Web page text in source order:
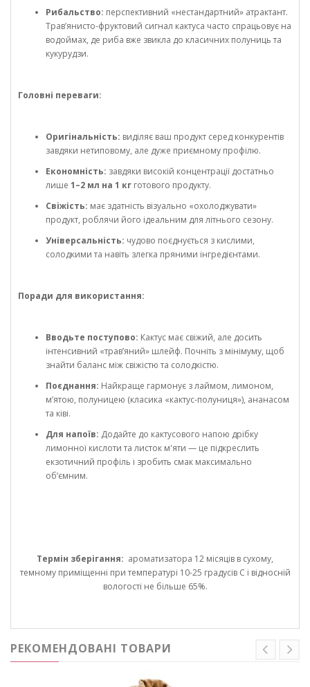
Рибальство: перспективний «нестандартний» атрактант.
Трав’янисто-фруктовий сигнал кактуса часто спрацьовує на
водоймах, де риба вже звикла до класичних полуниць та
кукурудзи.
Головні переваги:
Оригінальність: виділяє ваш продукт серед конкурентів
завдяки нетиповому, але дуже приємному профілю.
Економність: завдяки високій концентрації достатньо
лише 1–2 мл на 1 кг готового продукту.
Свіжість: має здатність візуально «охолоджувати»
продукт, роблячи його ідеальним для літнього сезону.
Універсальність: чудово поєднується з кислими,
солодкими та навіть злегка пряними інгредієнтами.
Поради для використання:
Вводьте поступово: Кактус має свіжий, але досить
інтенсивний «трав’яний» шлейф. Почніть з мінімуму, щоб
знайти баланс між свіжістю та солодкістю.
Поєднання: Найкраще гармонує з лаймом, лимоном,
м’ятою, полуницею (класика «кактус-полуниця»), ананасом
та ківі.
Для напоїв: Додайте до кактусового напою дрібку
лимонної кислоти та листок м'яти — це підкреслить
екзотичний профіль і зробить смак максимально
об’ємним.
Термін зберігання: ароматизатора 12 місяців в сухому,
темному приміщенні при температурі 10-25 градусів С і відносній
вологості не більше 65%.
РЕКОМЕНДОВАНІ ТОВАРИ